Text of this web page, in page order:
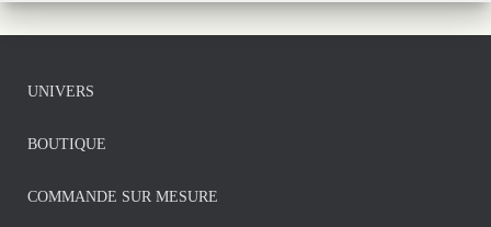
UNIVERS
BOUTIQUE
COMMANDE SUR MESURE